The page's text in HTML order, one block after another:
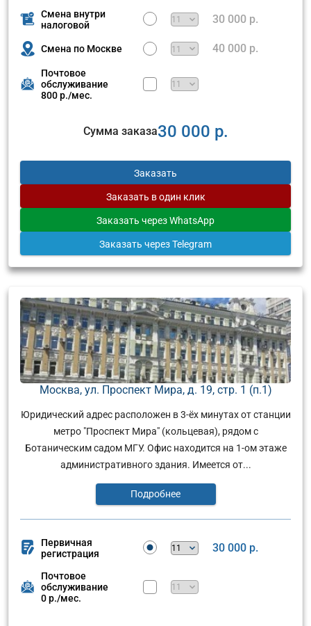
Смена внутри
налоговой
30 000 р.
Смена по Москве 40 000 р.
Почтовое
обслуживание
800 р./мес.
Сумма заказа30 000 р.
Заказать
Заказать в один клик
Заказать через WhatsApp
Заказать через Telegram
Москва, ул. Проспект Мира, д. 19, стр. 1 (п.1)
Юридический адрес расположен в 3-ёх минутах от станции
метро "Проспект Мира" (кольцевая), рядом с
Ботаническим садом МГУ. Офис находится на 1-ом этаже
административного здания. Имеется от...
Подробнее
Первичная
регистрация
30 000 р.
Почтовое
обслуживание
0 р./мес.